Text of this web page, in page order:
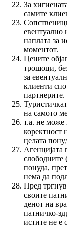
За
самите
евентуално
наплата за
моментот.
Цените
трошоци,
за
клиенти
партнерите.
на самото
т.а. не може
коректност
целата
Агенцијата
слободните
понуда,
нема да
Пред
своите
денот на
патничко-
истите не е